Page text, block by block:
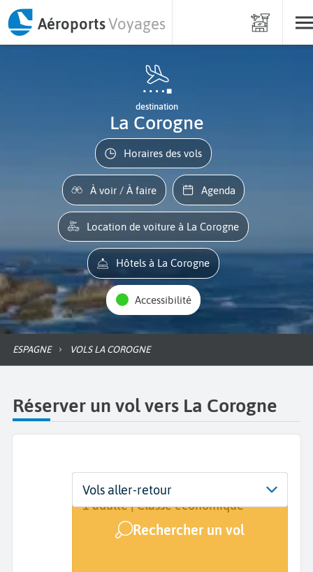
AéroportsVoyages
destination
La Corogne
Horaires des vols
À voir / À faire Agenda
Location de voiture à La Corogne
Hôtels à La Corogne
Accessibilité
ESPAGNE VOLS LA COROGNE
Réserver un vol vers La Corogne
Départ
De...
Dates
Dates de votre voyage
Voyageurs | Classe
1 adulte | Classe économique
Rechercher un vol
Vols aller-retour